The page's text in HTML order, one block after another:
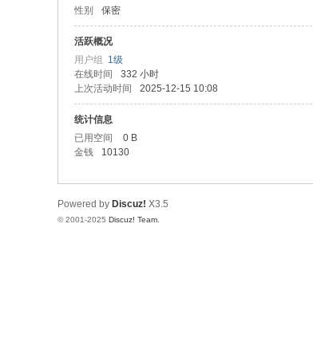
性别 保密
活跃概况
用户组 1级
在线时间
332 小时
上次活动时间
2025-12-15 10:08
统计信息
已用空间
0 B
金钱
10130
Powered by Discuz! X3.5
© 2001-2025 Discuz! Team